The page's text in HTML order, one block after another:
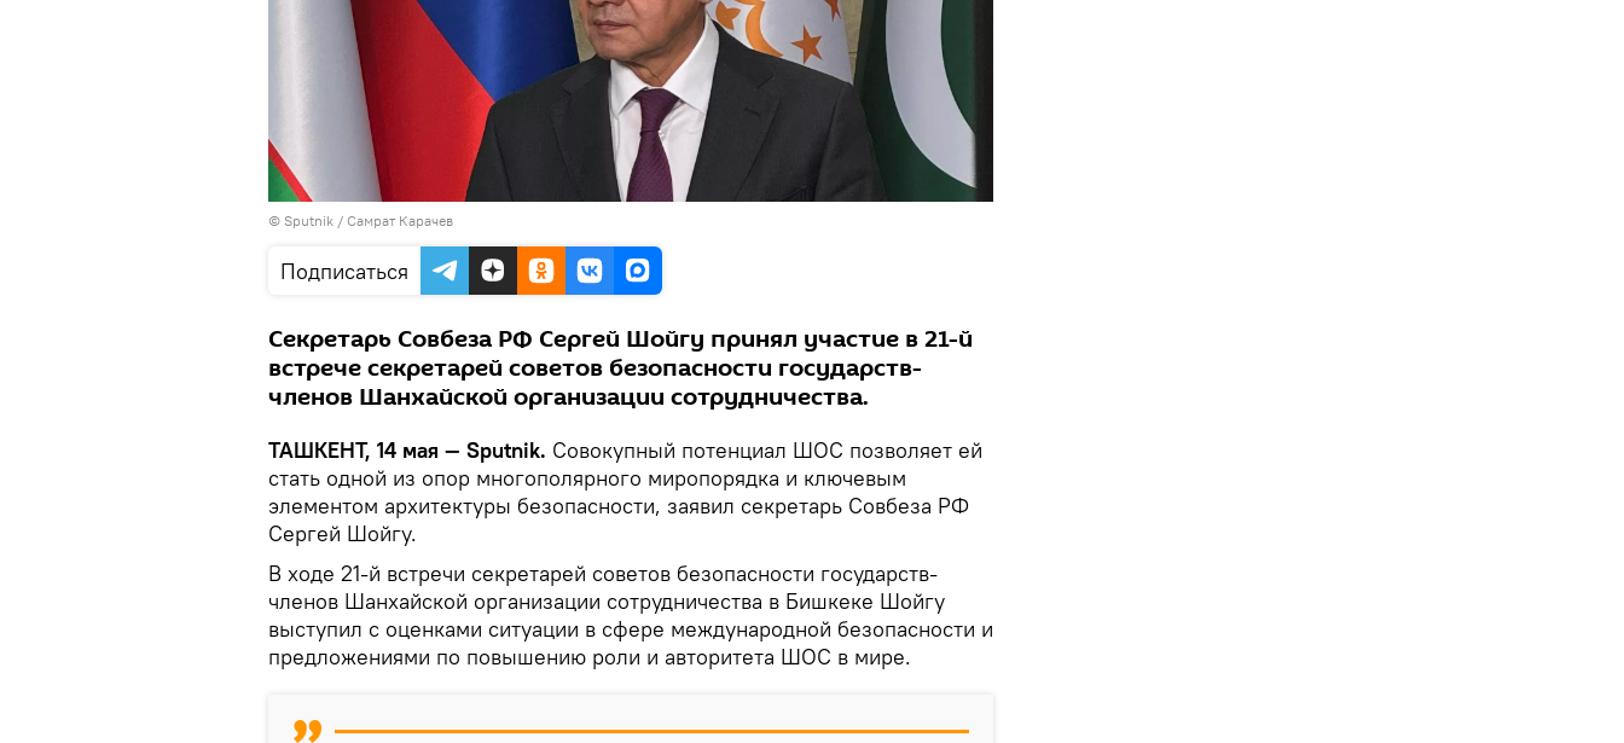
© Sputnik / Самрат Карачев
Подписаться
Секретарь Совбеза РФ Сергей Шойгу принял участие в 21-й
встрече секретарей советов безопасности государств-
членов Шанхайской организации сотрудничества.
ТАШКЕНТ, 14 мая — Sputnik. Совокупный потенциал ШОС позволяет ей
стать одной из опор многополярного миропорядка и ключевым
элементом архитектуры безопасности, заявил секретарь Совбеза РФ
Сергей Шойгу.
В ходе 21-й встречи секретарей советов безопасности государств-
членов Шанхайской организации сотрудничества в Бишкеке Шойгу
выступил с оценками ситуации в сфере международной безопасности и
предложениями по повышению роли и авторитета ШОС в мире.